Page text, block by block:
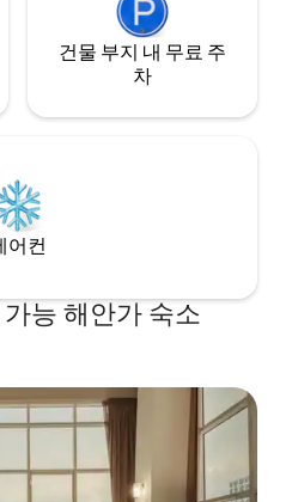
고 있습니
정원을 갖추
에 경의를 표
께 평화롭
불
우아함이 어
는 이곳에서
섬 파라다
지금 예약하
부로 만들어
건물 부지 내 무료 주
차
어컨
능 해안가 숙소